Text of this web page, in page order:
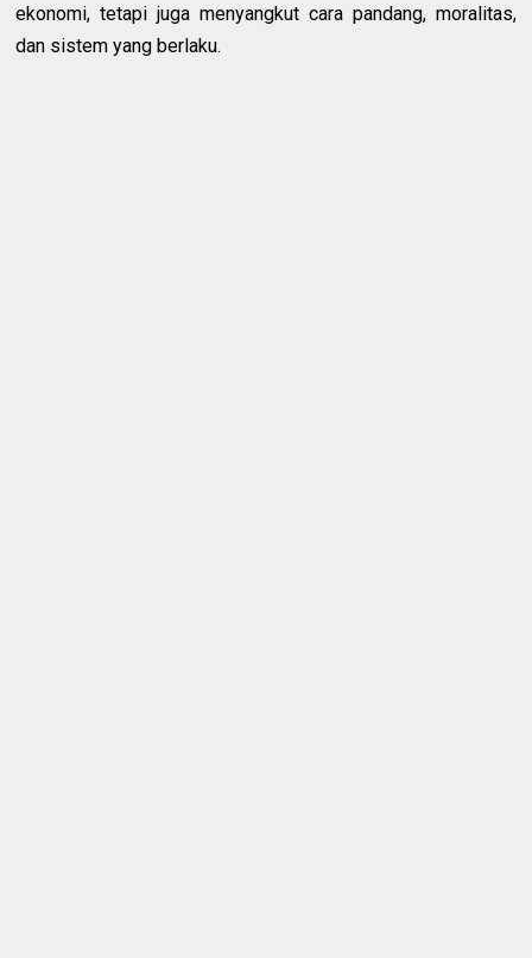
ekonomi, tetapi juga menyangkut cara pandang, moralitas,
dan sistem yang berlaku.